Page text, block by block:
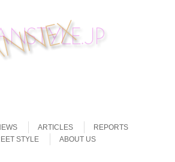
ARTICLES
REPORTS
STYLE
ABOUT US